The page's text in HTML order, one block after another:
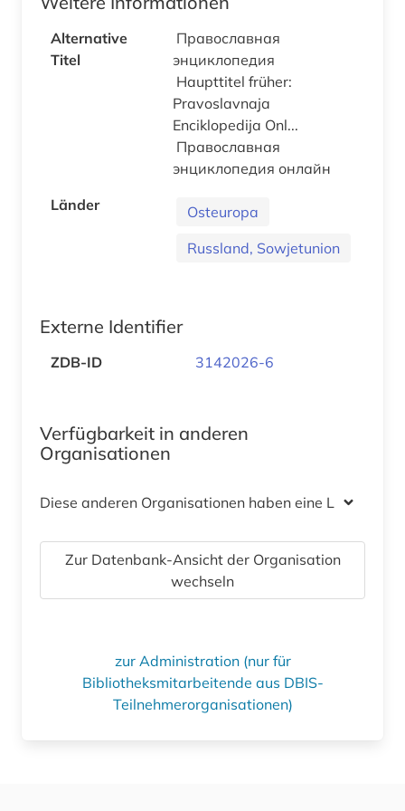
Alternative
Titel
Православная
энциклопедия
Haupttitel früher:
Pravoslavnaja
Enciklopedija Onl...
Православная
энциклопедия онлайн
Länder
Osteuropa
Russland, Sowjetunion
Externe Identifier
ZDB-ID 3142026-6
Verfügbarkeit in anderen
Organisationen
Diese anderen Organisationen haben eine Lizenz
Zur Datenbank-Ansicht der Organisation
wechseln
zur Administration (nur für
Bibliotheksmitarbeitende aus DBIS-
Teilnehmerorganisationen)